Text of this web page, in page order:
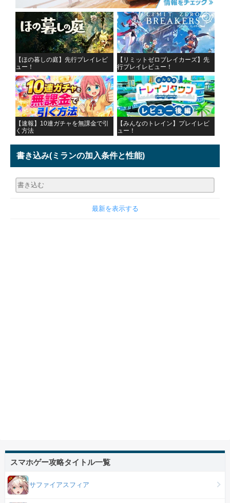
【ほの暮しの庭】先行プレイレビ
ュー！
【リミットゼロブレイカーズ】先
行プレイレビュー！
【速報】10連ガチャを無課金で引
く方法
【みんなのトレイン】プレイレビ
ュー！
書き込み(ミランの加入条件と性能)
最新を表示する
スマホゲー攻略タイトル一覧
サファイアスフィア